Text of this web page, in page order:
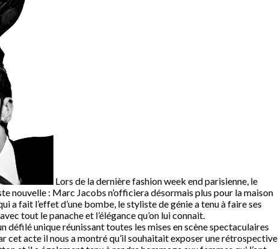
Lors de la dernière fashion week end parisienne, le
nouvelle : Marc Jacobs n’officiera désormais plus pour la maison
a fait l’effet d’une bombe, le styliste de génie a tenu à faire ses
tout le panache et l’élégance qu’on lui connait.
défilé unique réunissant toutes les mises en scène spectaculaires
cet acte il nous a montré qu’il souhaitait exposer une rétrospective